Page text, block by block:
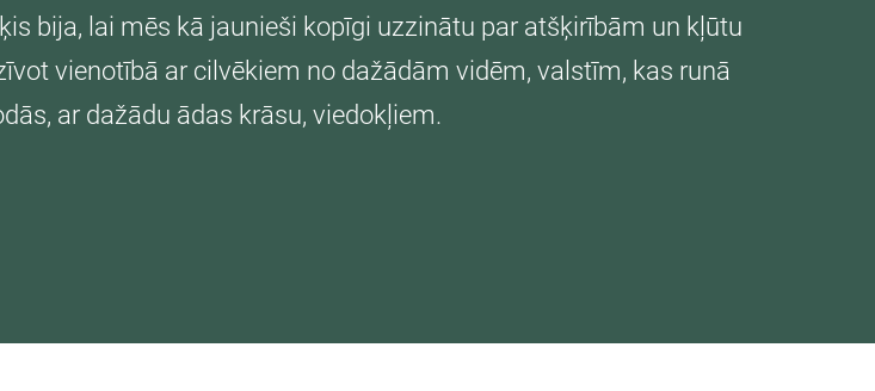
bija, lai mēs kā jaunieši kopīgi uzzinātu par atšķirībām un kļūtu
vienotībā ar cilvēkiem no dažādām vidēm, valstīm, kas runā
ar dažādu ādas krāsu, viedokļiem.